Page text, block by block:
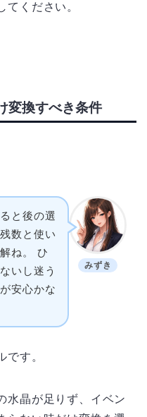
てください。
変換すべき条件
みずき
と後の選
数と使い
ね。 ひ
いし迷う
安心かな
です。
水晶が足りず、イベン